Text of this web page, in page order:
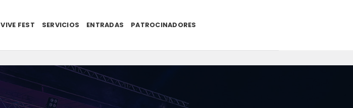
VIVE FEST SERVICIOS ENTRADAS PATROCINADORES